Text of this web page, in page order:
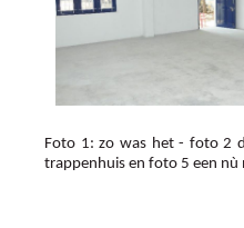
Foto 1: zo was het - foto 2
trappenhuis en foto 5 een nù